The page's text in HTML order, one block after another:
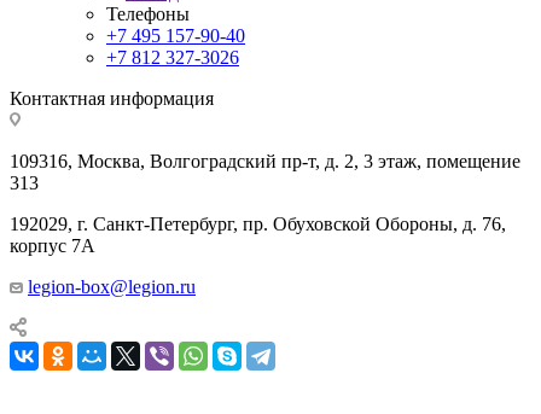
Телефоны
+7 495 157-90-40
+7 812 327-3026
Контактная информация
109316, Москва, Волгоградский пр-т, д. 2, 3 этаж, помещение
313
192029, г. Санкт-Петербург, пр. Обуховской Обороны, д. 76,
корпус 7А
legion-box@legion.ru